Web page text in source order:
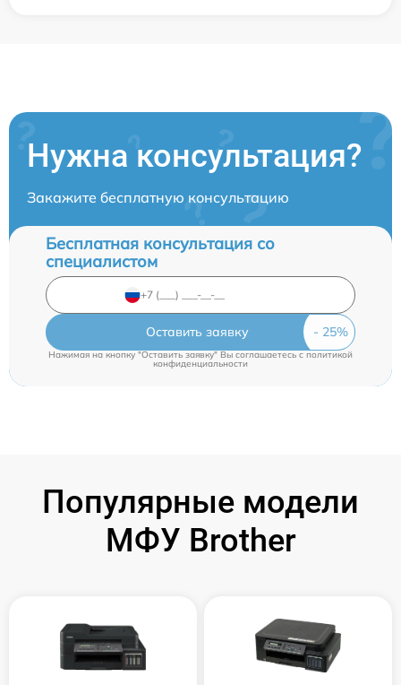
Нужна консультация?
Закажите бесплатную консультацию
Бесплатная консультация со
специалистом
Оставить заявку
Нажимая на кнопку "Оставить заявку" Вы соглашаетесь cполитикой
конфиденциальности
Популярные модели
МФУ Brother